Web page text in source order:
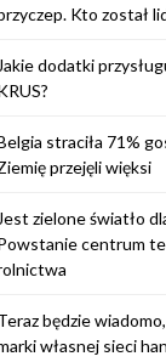
Kto został
Jakie dodatki
straciła 71%
przejęli więksi
Jest zielone światło
centrum
będzie
własnej sieci